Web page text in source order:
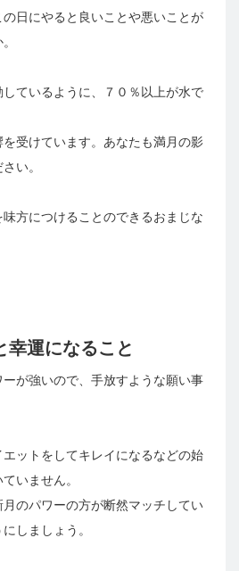
日にやると良いことや悪いことが
ているように、７０％以上が水で
受けています。あなたも満月の影
い。
方につけることのできるおまじな
幸運になること
が強いので、手放すような願い事
ットをしてキレイになるなどの始
いません。
のパワーの方が断然マッチしてい
しましょう。